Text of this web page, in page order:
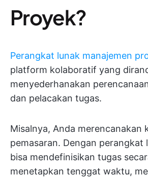
Proyek?
Perangkat lunak manajemen
platform kolaboratif yang
menyederhanakan
dan pelacakan tugas.
Misalnya, Anda merencanakan
pemasaran. Dengan perangkat
bisa mendefinisikan tugas
menetapkan tenggat waktu,